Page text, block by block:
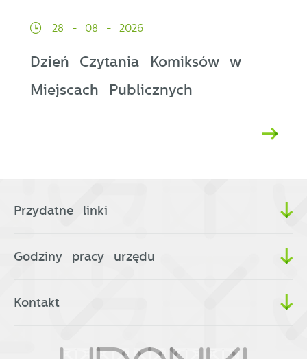
28 - 08 - 2026
Dzień Czytania Komiksów w
Miejscach Publicznych
Przydatne linki
Godziny pracy urzędu
Kontakt